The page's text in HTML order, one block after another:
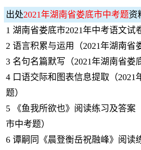
出处2021年湖南省娄底市中考题资
1 湖南省娄底市2021年中考语文试
2 语言积累与运用（2021年湖南省
3 名句名篇默写（2021年湖南省娄
4 口语交际和图表信息提取（2021
题）
5
《鱼我所欲也》阅读练习及答案
市中考题）
6 谭嗣同《晨登衡岳祝融峰》阅读